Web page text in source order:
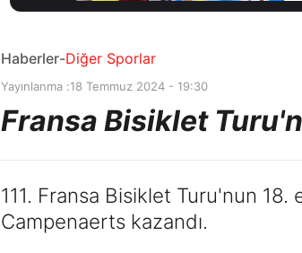
Haberler-Diğer Sporlar
Yayınlanma :18 Temmuz 2024 - 19:30
Fransa Bisiklet
111. Fransa Bisiklet Turu'nun 18.
Campenaerts kazandı.